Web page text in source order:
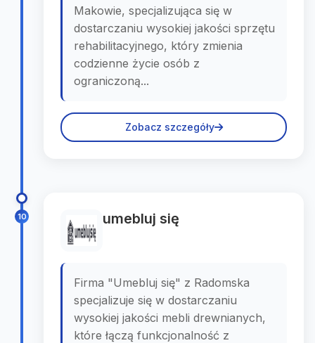
Makowie, specjalizująca się w
dostarczaniu wysokiej jakości sprzętu
rehabilitacyjnego, który zmienia
codzienne życie osób z
ograniczoną...
Zobacz szczegóły
10 umebluj się
Firma "Umebluj się" z Radomska
specjalizuje się w dostarczaniu
wysokiej jakości mebli drewnianych,
które łączą funkcjonalność z